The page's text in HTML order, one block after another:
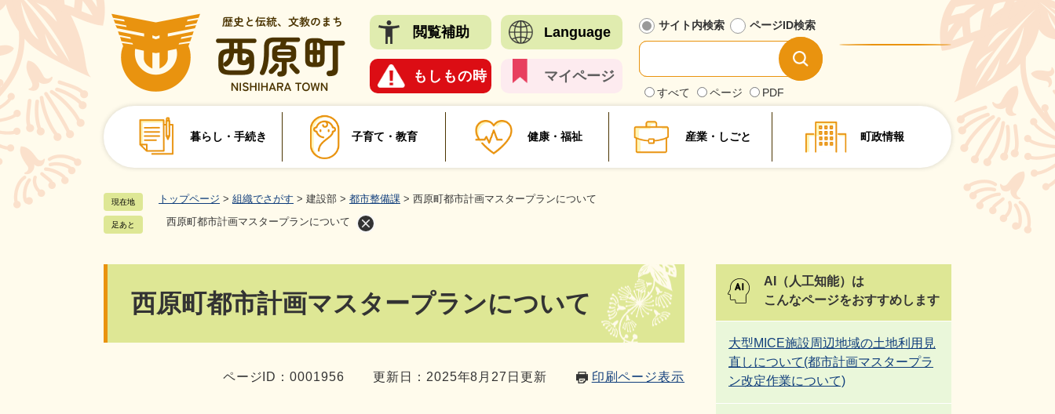
ペ
ジ
先
頭
で
。
閲覧補助 Language
もしもの時 マイページ
サイト内検索
検
索
対
象
すべて ページ PDF
ページID検索
探
暮らし・手続き 子育て・教育 健康・福祉 産業・しごと 町政情報
現在地 トップページ > 組織でさがす > 建設部 > 都市整備課 > 西原町都市計画マスタープランについて
足あと 西原町都市計画マスタープランについて
西原町都市計画マスタープランについて
ページID：0001956 更新日：2025年8月27日更新 印刷ページ表示
AI（人工知能）は
こんなページをおすすめします
大型MICE施設周辺地域の土地利用見
直しについて(都市計画マスタープラ
ン改定作業について)